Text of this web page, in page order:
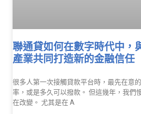
聯通貸如何在數字時代中，
產業共同打造新的金融信任
很多人第一次接觸貸款平台時，最先在意
率，或是多久可以撥款。 但這幾年，我們
在改變。 尤其是在 A